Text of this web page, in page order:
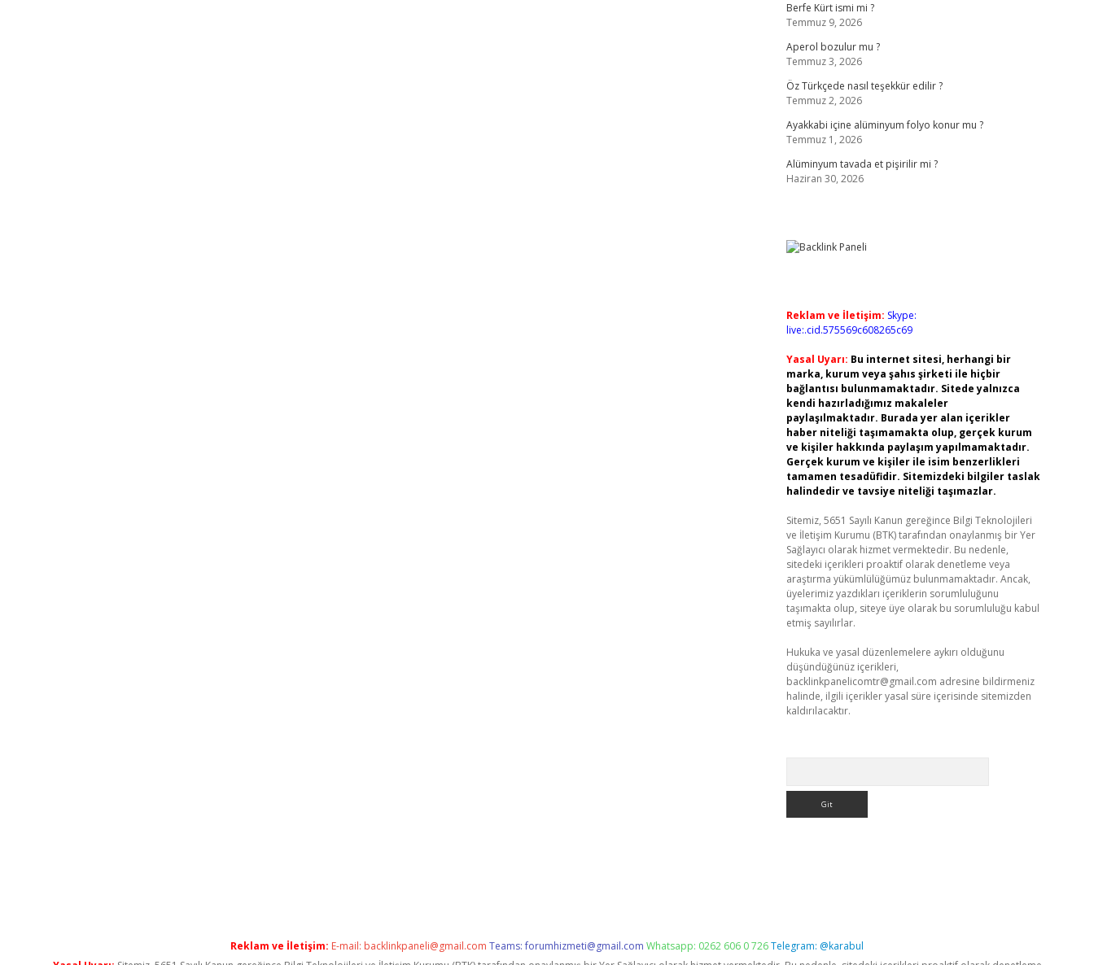
Berfe Kürt ismi mi ?
Temmuz 9, 2026
Aperol bozulur mu ?
Temmuz 3, 2026
Öz Türkçede nasıl teşekkür edilir ?
Temmuz 2, 2026
Ayakkabi içine alüminyum folyo konur mu ?
Temmuz 1, 2026
Alüminyum tavada et pişirilir mi ?
Haziran 30, 2026
Reklam ve İletişim: Skype:
live:.cid.575569c608265c69
Yasal Uyarı: Bu internet sitesi, herhangi bir
marka, kurum veya şahıs şirketi ile hiçbir
bağlantısı bulunmamaktadır. Sitede yalnızca
kendi hazırladığımız makaleler
paylaşılmaktadır. Burada yer alan içerikler
haber niteliği taşımamakta olup, gerçek kurum
ve kişiler hakkında paylaşım yapılmamaktadır.
Gerçek kurum ve kişiler ile isim benzerlikleri
tamamen tesadüfidir. Sitemizdeki bilgiler taslak
halindedir ve tavsiye niteliği taşımazlar.
Sitemiz, 5651 Sayılı Kanun gereğince Bilgi Teknolojileri
ve İletişim Kurumu (BTK) tarafından onaylanmış bir Yer
Sağlayıcı olarak hizmet vermektedir. Bu nedenle,
sitedeki içerikleri proaktif olarak denetleme veya
araştırma yükümlülüğümüz bulunmamaktadır. Ancak,
üyelerimiz yazdıkları içeriklerin sorumluluğunu
taşımakta olup, siteye üye olarak bu sorumluluğu kabul
etmiş sayılırlar.
Hukuka ve yasal düzenlemelere aykırı olduğunu
düşündüğünüz içerikleri,
backlinkpanelicomtr@gmail.com adresine bildirmeniz
halinde, ilgili içerikler yasal süre içerisinde sitemizden
kaldırılacaktır.
Reklam ve İletişim: E-mail: backlinkpaneli@gmail.com Teams:forumhizmeti@gmail.com Whatsapp: 0262 606 0 726Telegram: @karabul